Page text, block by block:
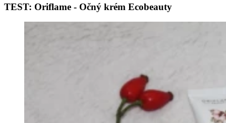
TEST: Oriflame - Očný krém Ecobeauty